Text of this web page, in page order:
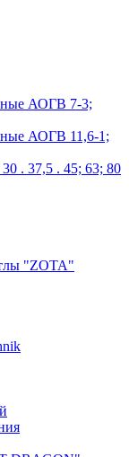
АОГВ 7-3;
АОГВ 11,6-1;
. 37,5 . 45; 63; 80
"ZOTA"